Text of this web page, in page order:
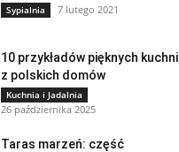
Sypialnia 7 lutego 2021
10 przykładów pięknych kuchni
z polskich domów
Kuchnia i Jadalnia
26 października 2025
Taras marzeń: część